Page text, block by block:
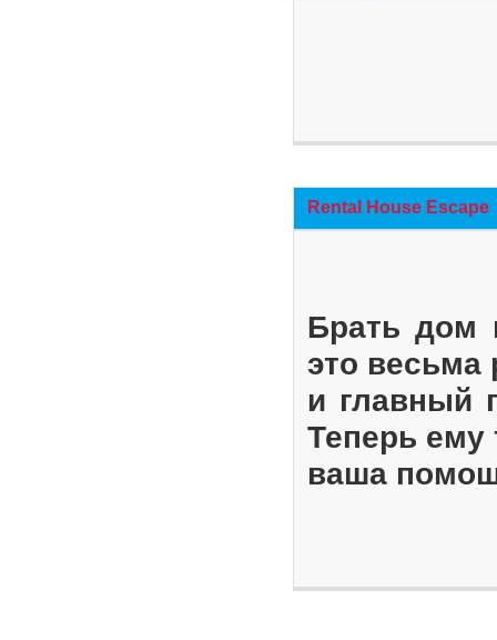
Rental House Escape
Брать дом
это весьма
и главный
Теперь ему
ваша